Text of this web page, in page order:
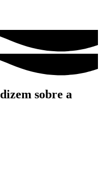
dizem sobre a